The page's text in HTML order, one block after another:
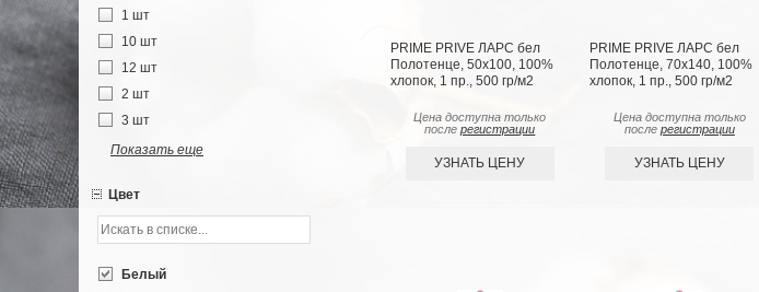
PRIME PRIVE ЛАРС бел
Полотенце, 50x100, 100%
хлопок, 1 пр., 500 гр/м2
Цена доступна только
послерегистрации
УЗНАТЬ ЦЕНУ
PRIME PRIVE ЛАРС бел
Полотенце, 70х140, 100%
хлопок, 1 пр., 500 гр/м2
Цена доступна только
после регистрации
УЗНАТЬ ЦЕНУ
1 шт
10 шт
12 шт
2 шт
3 шт
Показать еще
Цвет
Белый